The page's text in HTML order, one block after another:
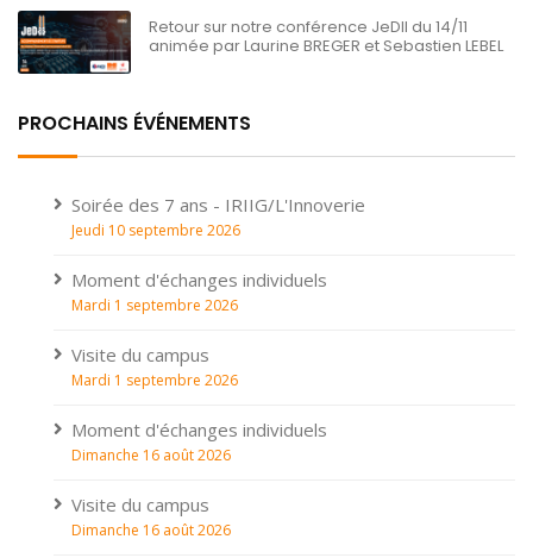
Retour sur notre conférence JeDII du 14/11
animée par Laurine BREGER et Sebastien LEBEL
PROCHAINS ÉVÉNEMENTS
Soirée des 7 ans - IRIIG/L'Innoverie
Jeudi 10 septembre 2026
Moment d'échanges individuels
Mardi 1 septembre 2026
Visite du campus
Mardi 1 septembre 2026
Moment d'échanges individuels
Dimanche 16 août 2026
Visite du campus
Dimanche 16 août 2026